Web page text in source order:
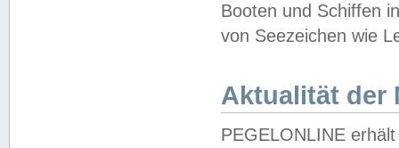
Booten und Schiffen
von Seezeichen wie
Aktualität der
PEGELONLINE